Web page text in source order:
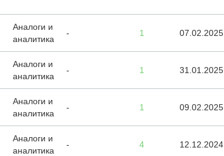
Аналоги и
аналитика
- 1 07.02.2025
Аналоги и
аналитика
- 1 31.01.2025
Аналоги и
аналитика
- 1 09.02.2025
Аналоги и
аналитика
- 4 12.12.2024